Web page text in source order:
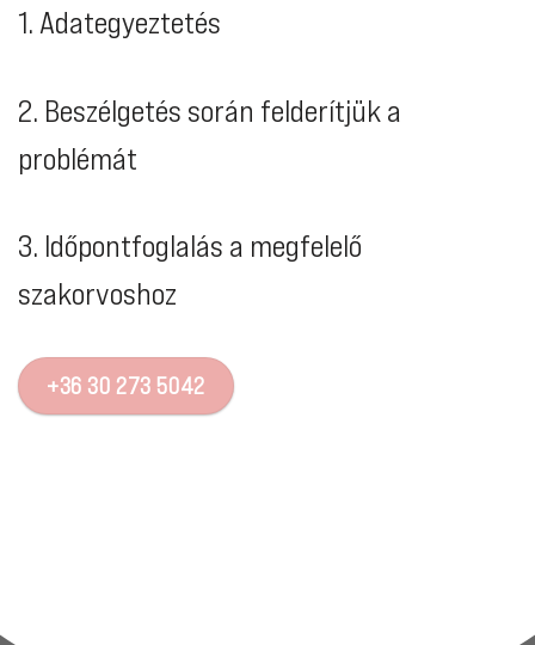
1. Adategyeztetés
2. Beszélgetés során felderítjük a
problémát
3. Időpontfoglalás a megfelelő
szakorvoshoz
+36 30 273 5042